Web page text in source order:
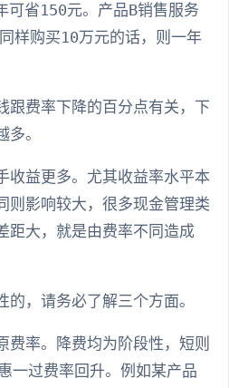
可省150元。产品B销售服务
样购买10万元的话，则一年
跟费率下降的百分点有关，下
。
收益更多。尤其收益率水平本
则影响较大，很多现金管理类
距大，就是由费率不同造成
，请务必了解三个方面。
费率。降费均为阶段性，短则
一过费率回升。例如某产品